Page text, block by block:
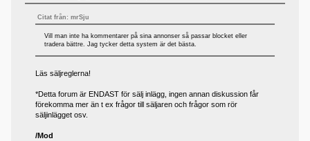
Citat från: mrSju
Vill man inte ha kommentarer på sina annonser så passar blocket eller
tradera bättre. Jag tycker detta system är det bästa.
Läs säljreglerna!
*Detta forum är ENDAST för sälj inlägg, ingen annan diskussion får
förekomma mer än t ex frågor till säljaren och frågor som rör
säljinlägget osv.
/Mod